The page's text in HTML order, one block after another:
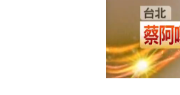
Unmute